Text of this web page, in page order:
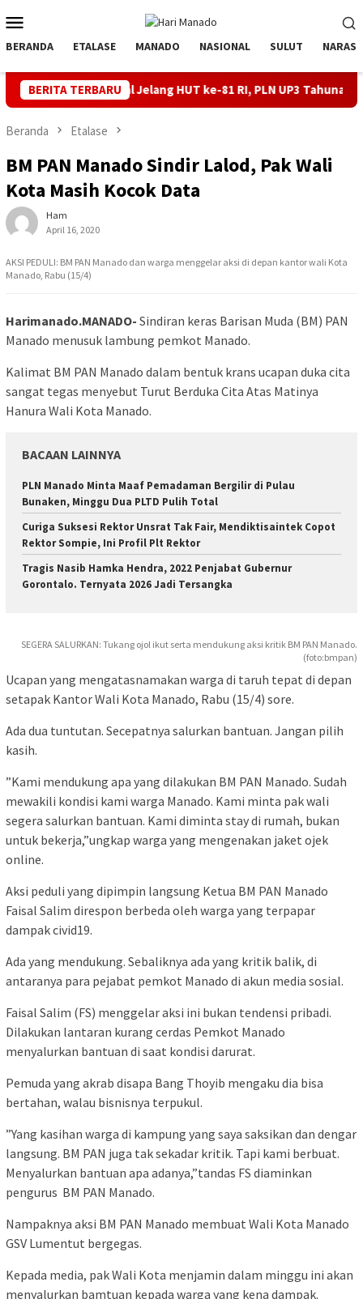
ke
kontenMobile
BERANDA ETALASE MANADO NASIONAL SULUT NARASI
BERITA TERBARU
Andal Jelang HUT ke-81 RI, PLN UP3 Tahuna Gelar Apel dan
Beranda Etalase
BM PAN Manado Sindir Lalod, Pak Wali
Kota Masih Kocok Data
Ham
April 16, 2020
AKSI PEDULI: BM PAN Manado dan warga menggelar aksi di depan kantor wali Kota
Manado, Rabu (15/4)
Harimanado.MANADO- Sindiran keras Barisan Muda (BM) PAN
Manado menusuk lambung pemkot Manado.
Kalimat BM PAN Manado dalam bentuk krans ucapan duka cita
sangat tegas menyebut Turut Berduka Cita Atas Matinya
Hanura Wali Kota Manado.
BACAAN LAINNYA
PLN Manado Minta Maaf Pemadaman Bergilir di Pulau
Bunaken, Minggu Dua PLTD Pulih Total
Curiga Suksesi Rektor Unsrat Tak Fair, Mendiktisaintek Copot
Rektor Sompie, Ini Profil Plt Rektor
Tragis Nasib Hamka Hendra, 2022 Penjabat Gubernur
Gorontalo. Ternyata 2026 Jadi Tersangka
SEGERA SALURKAN: Tukang ojol ikut serta mendukung aksi kritik BM PAN Manado.
(foto:bmpan)
Ucapan yang mengatasnamakan warga di taruh tepat di depan
setapak Kantor Wali Kota Manado, Rabu (15/4) sore.
Ada dua tuntutan. Secepatnya salurkan bantuan. Jangan pilih
kasih.
”Kami mendukung apa yang dilakukan BM PAN Manado. Sudah
mewakili kondisi kami warga Manado. Kami minta pak wali
segera salurkan bantuan. Kami diminta stay di rumah, bukan
untuk bekerja,”ungkap warga yang mengenakan jaket ojek
online.
Aksi peduli yang dipimpin langsung Ketua BM PAN Manado
Faisal Salim direspon berbeda oleh warga yang terpapar
dampak civid19.
Ada yang mendukung. Sebaliknya ada yang kritik balik, di
antaranya para pejabat pemkot Manado di akun media sosial.
Faisal Salim (FS) menggelar aksi ini bukan tendensi pribadi.
Dilakukan lantaran kurang cerdas Pemkot Manado
menyalurkan bantuan di saat kondisi darurat.
Pemuda yang akrab disapa Bang Thoyib mengaku dia bisa
bertahan, walau bisnisnya terpukul.
”Yang kasihan warga di kampung yang saya saksikan dan dengar
langsung. BM PAN juga tak sekadar kritik. Tapi kami berbuat.
Menyalurkan bantuan apa adanya,”tandas FS diaminkan
pengurus BM PAN Manado.
Nampaknya aksi BM PAN Manado membuat Wali Kota Manado
GSV Lumentut bergegas.
Kepada media, pak Wali Kota menjamin dalam minggu ini akan
menyalurkan bamtuan kepada warga yang kena dampak.